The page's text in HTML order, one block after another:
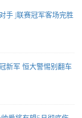
手 J联赛冠军客场完胜
新军 恒大警惕别翻车